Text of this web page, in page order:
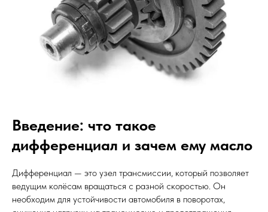
Введение: что такое
дифференциал и зачем ему масло
Дифференциал — это узел трансмиссии, который позволяет
ведущим колёсам вращаться с разной скоростью. Он
необходим для устойчивости автомобиля в поворотах,